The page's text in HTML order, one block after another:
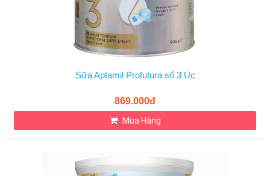
Sữa Aptamil Profutura số 3 Úc
869.000đ
Mua Hàng